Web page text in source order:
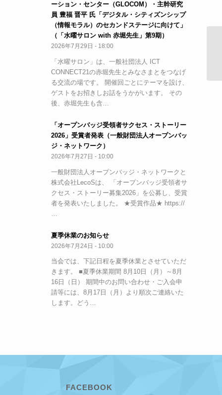
ーション・センター（GLOCOM）・主幹研究
員 豊福 晋平 氏「デジタル・シティズンシップ
（情報モラル）のセカンドステージに向けて」
（「水曜サロン with 赤堀先生」第9期）
2026年7月29日 - 18:00
「水曜サロン」は、一般社団法人 ICT
CONNECT21の赤堀先生とみなさまとをつなげ
る交流の場です。 開催回ごとにテーマを設け、
ゲストをお招きしお話をうかがいます。 その
後、赤堀先生も含…
「オープンバッジ受領者サクセス・ストーリー
2026」受賞者発表（一般財団法人オープンバッ
ジ・ネットワーク）
2026年7月27日 - 10:00
一般財団法人オープンバッジ・ネットワークと
株式会社LecoSは、 「オープンバッジ受領者サ
クセス・ストーリー募集2026」を公募し、受賞
者を発表いたしました。 ★受賞作品★ https://
夏季休業のお知らせ
2026年7月24日 - 10:00
当会では、下記日程を夏季休業とさせていただ
きます。 ■夏季休業期間 8月10日（月）～8月
16日（日） 期間中のお問い合わせ・ご入会申
請等には、8月17日（月）より順次ご連絡いた
します。どう…
FACEBOOK